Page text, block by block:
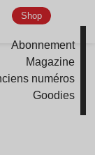
Shop
Abonnement
Magazine
numéros
Goodies